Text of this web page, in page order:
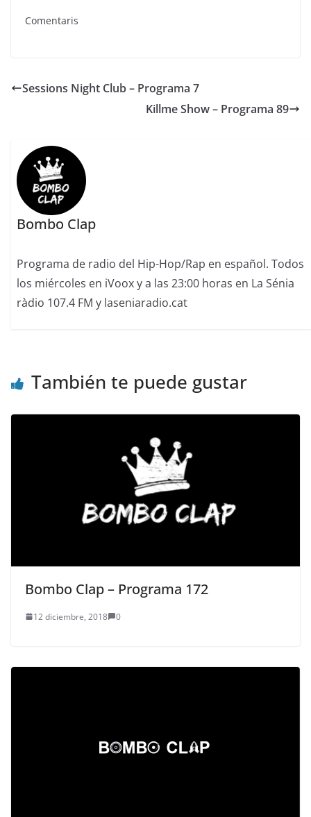
Comentaris
Sessions Night Club – Programa 7
Killme Show – Programa 89
Bombo Clap
Programa de radio del Hip-Hop/Rap en español. Todos
los miércoles en iVoox y a las 23:00 horas en La Sénia
ràdio 107.4 FM y laseniaradio.cat
También te puede gustar
Bombo Clap – Programa 172
12 diciembre, 2018 0